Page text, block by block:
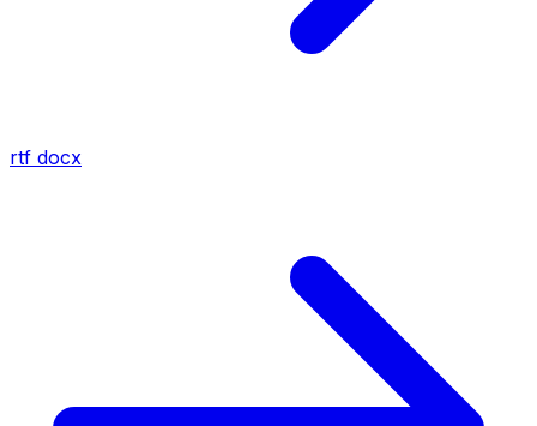
rtf docx